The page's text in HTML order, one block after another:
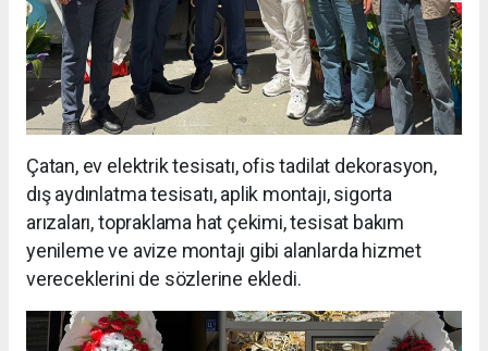
Çatan, ev elektrik tesisatı, ofis tadilat dekorasyon,
dış aydınlatma tesisatı, aplik montajı, sigorta
arızaları, topraklama hat çekimi, tesisat bakım
yenileme ve avize montajı gibi alanlarda hizmet
vereceklerini de sözlerine ekledi.